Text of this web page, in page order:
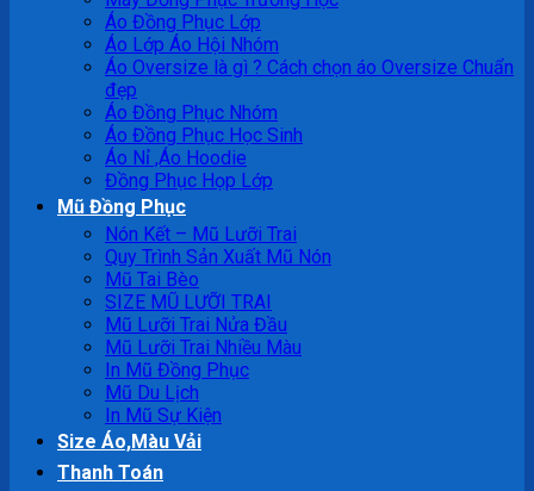
Áo Đồng Phục Lớp
Áo Lớp Áo Hội Nhóm
Áo Oversize là gì ? Cách chọn áo Oversize Chuẩn
đẹp
Áo Đồng Phục Nhóm
Áo Đồng Phục Học Sinh
Áo Nỉ ,Áo Hoodie
Đồng Phục Họp Lớp
Mũ Đồng Phục
Nón Kết – Mũ Lưỡi Trai
Quy Trình Sản Xuất Mũ Nón
Mũ Tai Bèo
SIZE MŨ LƯỠI TRAI
Mũ Lưỡi Trai Nửa Đầu
Mũ Lưỡi Trai Nhiều Màu
In Mũ Đồng Phục
Mũ Du Lịch
In Mũ Sự Kiện
Size Áo,Màu Vải
Thanh Toán